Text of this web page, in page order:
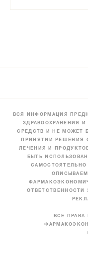
ВСЯ ИНФОРМАЦИЯ
ЗДРАВООХРАНЕНИЯ
СРЕДСТВ И НЕ МОЖЕТ
ПРИНЯТИИ РЕШЕНИЯ
ЛЕЧЕНИЯ И
БЫТЬ
САМОСТОЯТЕЛЬНО
ОТВЕТСТВЕННОСТИ
ВСЕ